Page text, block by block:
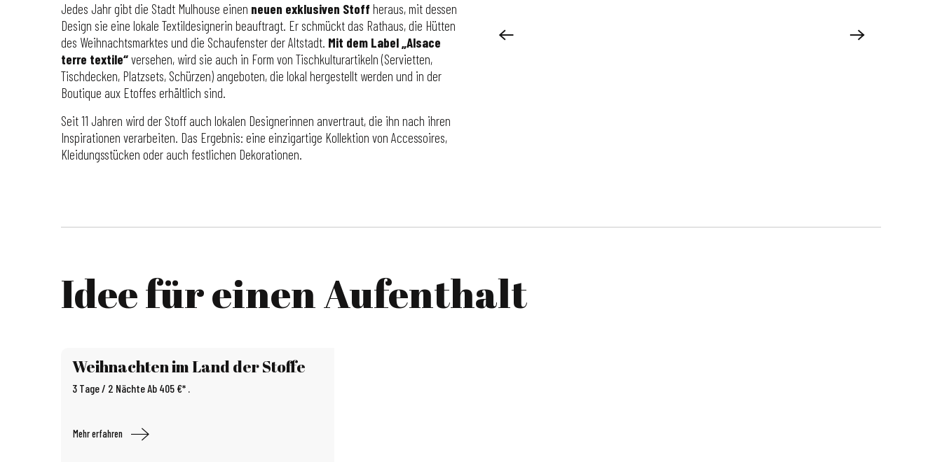
Jedes Jahr gibt die Stadt Mulhouse einen neuen exklusiven Stoff heraus, mit dessen
Design sie eine lokale Textildesignerin beauftragt. Er schmückt das Rathaus, die Hütten
des Weihnachtsmarktes und die Schaufenster der Altstadt. Mit dem Label „Alsace
terre textile“versehen, wird sie auch in Form von Tischkulturartikeln (Servietten,
Tischdecken, Platzsets, Schürzen) angeboten, die lokal hergestellt werden und in der
Boutique aux Etoffes erhältlich sind.
Seit 11 Jahren wird der Stoff auch lokalen Designerinnen anvertraut, die ihn nach ihren
Inspirationen verarbeiten. Das Ergebnis: eine einzigartige Kollektion von Accessoires,
Kleidungsstücken oder auch festlichen Dekorationen.
Idee für einen Aufenthalt
Weihnachten im Land der Stoffe
3 Tage / 2 Nächte Ab 405 €* .
Mehr erfahren